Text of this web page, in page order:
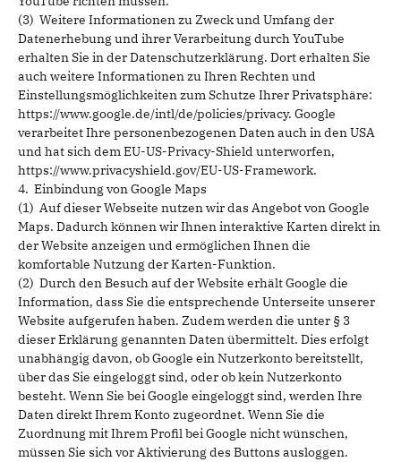
(3) Weitere Informationen zu Zweck und Umfang der
Datenerhebung und ihrer Verarbeitung durch YouTube
erhalten Sie in der Datenschutzerklärung. Dort erhalten Sie
auch weitere Informationen zu Ihren Rechten und
Einstellungsmöglichkeiten zum Schutze Ihrer Privatsphäre:
https://www.google.de/intl/de/policies/privacy. Google
verarbeitet Ihre personenbezogenen Daten auch in den USA
und hat sich dem EU-US-Privacy-Shield unterworfen,
https://www.privacyshield.gov/EU-US-Framework.
4. Einbindung von Google Maps
(1) Auf dieser Webseite nutzen wir das Angebot von Google
Maps. Dadurch können wir Ihnen interaktive Karten direkt in
der Website anzeigen und ermöglichen Ihnen die
komfortable Nutzung der Karten-Funktion.
(2) Durch den Besuch auf der Website erhält Google die
Information, dass Sie die entsprechende Unterseite unserer
Website aufgerufen haben. Zudem werden die unter § 3
dieser Erklärung genannten Daten übermittelt. Dies erfolgt
unabhängig davon, ob Google ein Nutzerkonto bereitstellt,
über das Sie eingeloggt sind, oder ob kein Nutzerkonto
besteht. Wenn Sie bei Google eingeloggt sind, werden Ihre
Daten direkt Ihrem Konto zugeordnet. Wenn Sie die
Zuordnung mit Ihrem Profil bei Google nicht wünschen,
müssen Sie sich vor Aktivierung des Buttons ausloggen.